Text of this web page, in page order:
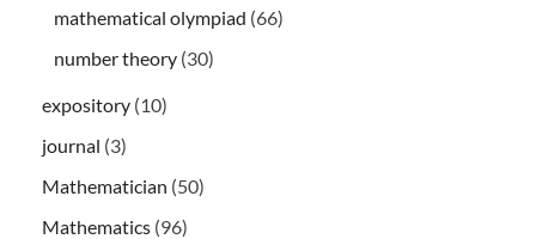
mathematical olympiad (66)
number theory (30)
expository (10)
journal (3)
Mathematician (50)
Mathematics (96)